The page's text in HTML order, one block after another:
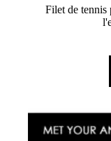
Filet de tennis